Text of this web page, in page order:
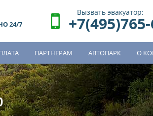
24/7
Вызвать эвакуатор:
ПАРТНЕРАМ АВТОПАРК О